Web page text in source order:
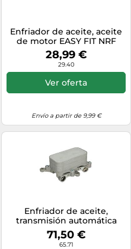
Enfriador de aceite, aceite
de motor EASY FIT NRF
31179
28,99 €
29.40
Ver oferta
Envío a partir de 9,99 €
Enfriador de aceite,
transmisión automática
NRF 310055
71,50 €
65.71